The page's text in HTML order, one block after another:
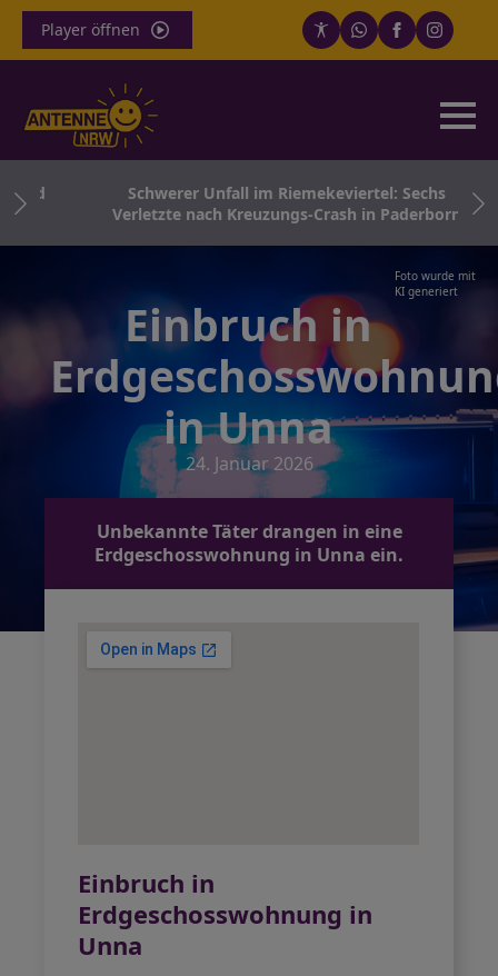
Player öffnen
Schwerer Unfall im Riemekeviertel: Sechs
Verletzte nach Kreuzungs-Crash in Paderborn
Foto wurde mit
KI generiert
Einbruch in
in Unna
24. Januar 2026
Unbekannte Täter drangen in eine
Erdgeschosswohnung in Unna ein.
Einbruch in
Erdgeschosswohnung in
Unna